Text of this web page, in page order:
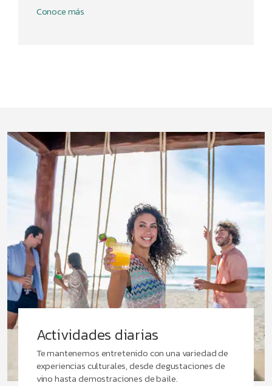
Conoce más
Actividades diarias
Te mantenemos entretenido con una variedad de
experiencias culturales, desde degustaciones de
vino hasta demostraciones de baile.